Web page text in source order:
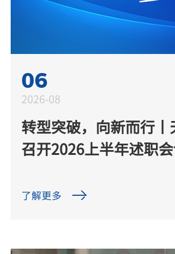
06
2026-08
转型突破，向新而行
召开2026上半年述职
了解更多